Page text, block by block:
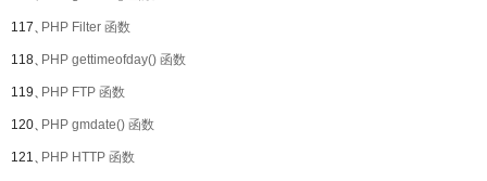
117、PHP Filter 函数
118、PHP gettimeofday() 函数
119、PHP FTP 函数
120、PHP gmdate() 函数
121、PHP HTTP 函数